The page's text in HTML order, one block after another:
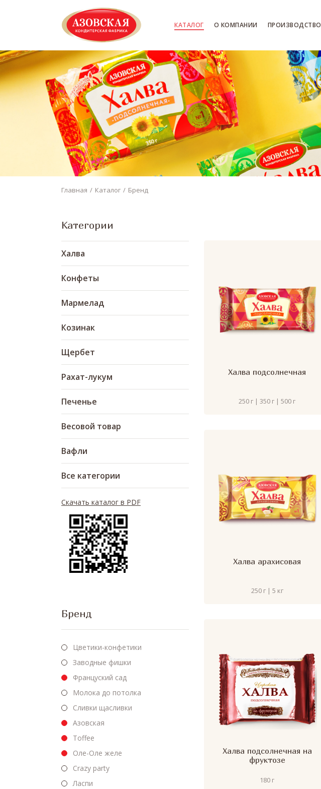
КАТАЛОГ О КОМПАНИИ ПРОИЗВОДСТВО
Главная Каталог Бренд
Категории
Халва
Конфеты
Мармелад
Козинак
Щербет
Рахат-лукум
Печенье
Весовой товар
Вафли
Все категории
Скачать каталог в PDF
Бренд
Цветики-конфетики
Заводные фишки
Француский сад
Молока до потолка
Сливки щасливки
Азовская
Toffee
Оле-Оле желе
Crazy party
Ласпи
Халва подсолнечная
250 г | 350 г | 500 г
Халва арахисовая
250 г | 5 кг
Халва подсолнечная на
фруктозе
180 г